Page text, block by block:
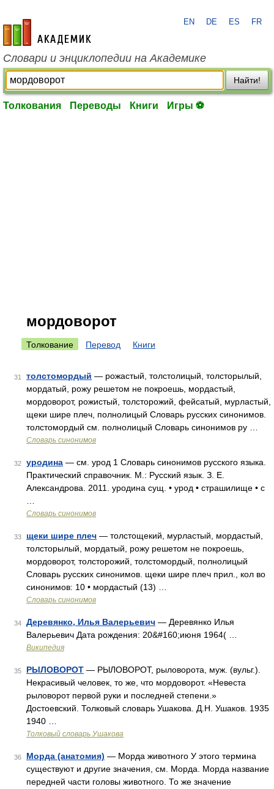
academic.ru
EN DE ES FR
Словари и энциклопедии на Академике
Найти!
Толкования Переводы Книги Игры ⚽
мордоворот
Толкование Перевод Книги
31 толстомордый — рожастый, толстолицый, толсторылый,
мордатый, рожу решетом не покроешь, мордастый,
мордоворот, рожистый, толсторожий, фейсатый, мурластый,
щеки шире плеч, полнолицый Словарь русских синонимов.
толстомордый см. полнолицый Словарь синонимов ру …
Словарь синонимов
32 уродина — см. урод 1 Словарь синонимов русского языка.
Практический справочник. М.: Русский язык. З. Е.
Александрова. 2011. уродина сущ. • урод • страшилище • с
Словарь синонимов
33 щеки шире плеч — толстощекий, мурластый, мордастый,
толсторылый, мордатый, рожу решетом не покроешь,
мордоворот, толсторожий, толстомордый, полнолицый
Словарь русских синонимов. щеки шире плеч прил., кол во
синонимов: 10 • мордастый (13) …
Словарь синонимов
34 Деревянко, Илья Валерьевич — Деревянко Илья
Валерьевич Дата рождения: 20&#160;июня 1964( …
Википедия
35 РЫЛОВОРОТ — РЫЛОВОРОТ, рыловорота, муж. (вульг.).
Некрасивый человек, то же, что мордоворот. «Невеста
рыловорот первой руки и последней степени.»
Достоевский. Толковый словарь Ушакова. Д.Н. Ушаков. 1935
1940 …
Толковый словарь Ушакова
36 Морда (анатомия) — Морда животного У этого термина
существуют и другие значения, см. Морда. Морда название
передней части головы животного. То же значение